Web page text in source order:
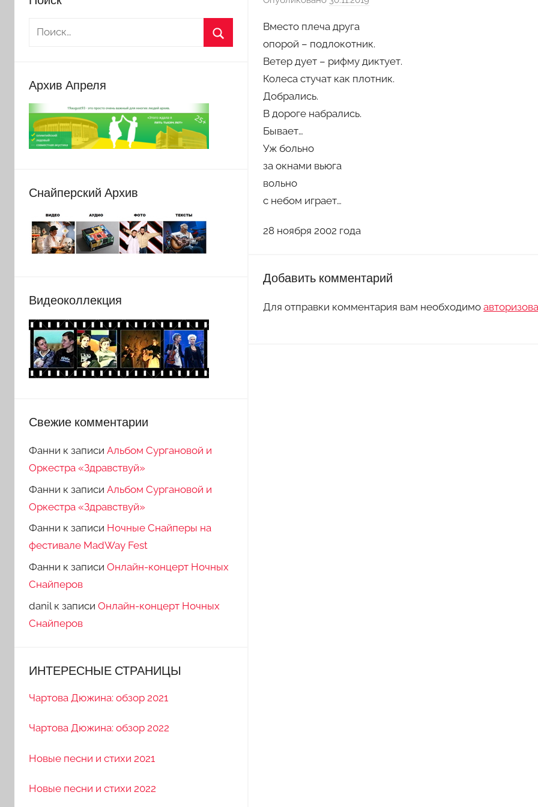
о
р
о
Вместо плеча друга
опорой – подлокотник.
Ветер дует – рифму диктует.
Колеса стучат как плотник.
Добрались.
В дороге набрались.
Бывает…
Уж больно
за окнами вьюга
вольно
с небом играет…
28 ноября 2002 года
Добавить комментарий
Для отправки комментария вам необходимо
Архив Апреля
Снайперский Архив
Видеоколлекция
Свежие комментарии
Фанни к записи Альбом Сургановой и
Оркестра «Здравствуй»
Фанни к записи Альбом Сургановой и
Оркестра «Здравствуй»
Фанни к записи Ночные Снайперы на
фестивале MadWay Fest
Фанни к записи Онлайн-концерт Ночных
Снайперов
danilк записи Онлайн-концерт Ночных
Снайперов
ИНТЕРЕСНЫЕ СТРАНИЦЫ
Чартова Дюжина: обзор 2021
Чартова Дюжина: обзор 2022
Новые песни и стихи 2021
Новые песни и стихи 2022